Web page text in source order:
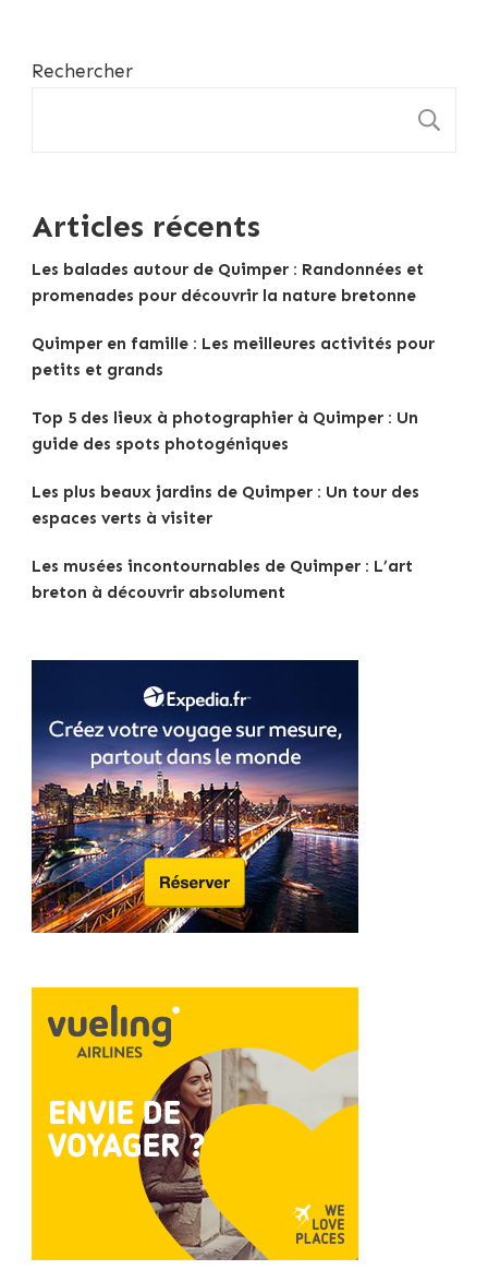
Rechercher
Articles récents
Les balades autour de Quimper : Randonnées et
promenades pour découvrir la nature bretonne
Quimper en famille : Les meilleures activités pour
petits et grands
Top 5 des lieux à photographier à Quimper : Un
guide des spots photogéniques
Les plus beaux jardins de Quimper : Un tour des
espaces verts à visiter
Les musées incontournables de Quimper : L’art
breton à découvrir absolument